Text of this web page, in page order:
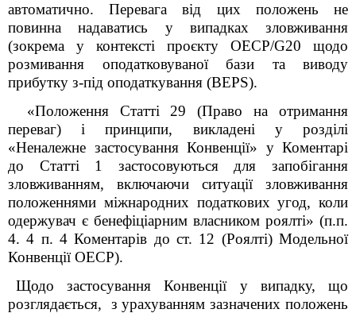
автоматично. Перевага від цих положень не
повинна надаватись у випадках зловживання
(зокрема у контексті проєкту ОЕСР/G20 щодо
розмивання оподатковуваної бази та виводу
прибутку з-під оподаткування (BEPS).
«Положення Статті 29 (Право на отримання
переваг) і принципи, викладені у розділі
«Неналежне застосування Конвенції» у Коментарі
до Статті 1 застосовуються для запобігання
зловживанням, включаючи ситуації зловживання
положеннями міжнародних податкових угод, коли
одержувач є бенефіціарним власником роялті» (п.п.
4. 4 п. 4 Коментарів до ст. 12 (Роялті) Модельної
Конвенції ОЕСР).
Щодо застосування Конвенції у випадку, що
розглядається, з урахуванням зазначених положень